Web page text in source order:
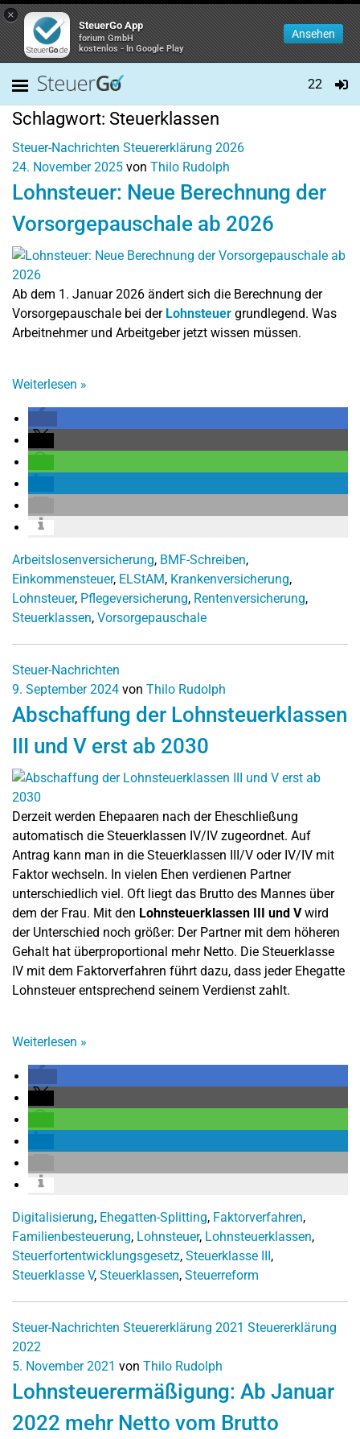
×
SteuerGo App
forium GmbH
kostenlos - In Google Play
Ansehen
22
Schlagwort: Steuerklassen
Steuer-Nachrichten Steuererklärung 2026
24. November 2025 von Thilo Rudolph
Lohnsteuer: Neue Berechnung der
Vorsorgepauschale ab 2026
Ab dem 1. Januar 2026 ändert sich die Berechnung der
Vorsorgepauschale bei der Lohnsteuer grundlegend. Was
Arbeitnehmer und Arbeitgeber jetzt wissen müssen.
Weiterlesen »
Arbeitslosenversicherung, BMF-Schreiben,
Einkommensteuer, ELStAM, Krankenversicherung,
Lohnsteuer, Pflegeversicherung, Rentenversicherung,
Steuerklassen, Vorsorgepauschale
Steuer-Nachrichten
9. September 2024 von Thilo Rudolph
Abschaffung der Lohnsteuerklassen
III und V erst ab 2030
Derzeit werden Ehepaaren nach der Eheschließung
automatisch die Steuerklassen IV/IV zugeordnet. Auf
Antrag kann man in die Steuerklassen III/V oder IV/IV mit
Faktor wechseln. In vielen Ehen verdienen Partner
unterschiedlich viel. Oft liegt das Brutto des Mannes über
dem der Frau. Mit den Lohnsteuerklassen III und Vwird
der Unterschied noch größer: Der Partner mit dem höheren
Gehalt hat überproportional mehr Netto. Die Steuerklasse
IV mit dem Faktorverfahren führt dazu, dass jeder Ehegatte
Lohnsteuer entsprechend seinem Verdienst zahlt.
Weiterlesen »
Digitalisierung, Ehegatten-Splitting, Faktorverfahren,
Familienbesteuerung, Lohnsteuer, Lohnsteuerklassen,
Steuerfortentwicklungsgesetz, Steuerklasse III,
Steuerklasse V, Steuerklassen, Steuerreform
Steuer-Nachrichten Steuererklärung 2021 Steuererklärung
2022
5. November 2021 von Thilo Rudolph
Lohnsteuerermäßigung: Ab Januar
2022 mehr Netto vom Brutto